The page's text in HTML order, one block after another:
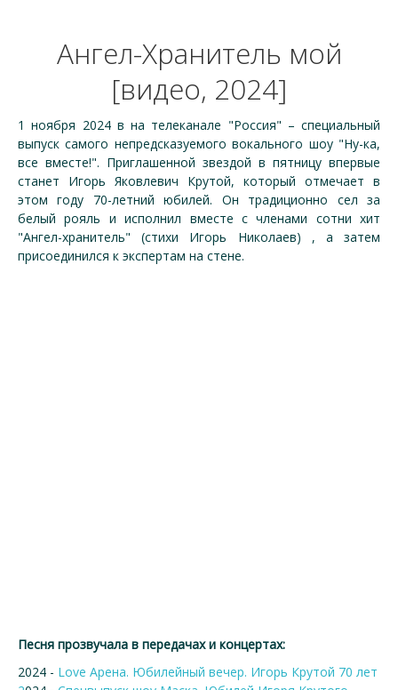
Ангел-Хранитель мой
[видео, 2024]
1 ноября 2024 в на телеканале "Россия" – специальный
выпуск самого непредсказуемого вокального шоу "Ну-ка,
все вместе!". Приглашенной звездой в пятницу впервые
станет Игорь Яковлевич Крутой, который отмечает в
этом году 70-летний юбилей. Он традиционно сел за
белый рояль и исполнил вместе с членами сотни хит
"Ангел-хранитель" (стихи Игорь Николаев) , а затем
присоединился к экспертам на стене.
Песня прозвучала в передачах и концертах:
2024 - Love Арена. Юбилейный вечер. Игорь Крутой 70 лет